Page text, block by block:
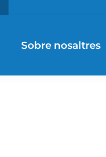
Sobre nosaltres